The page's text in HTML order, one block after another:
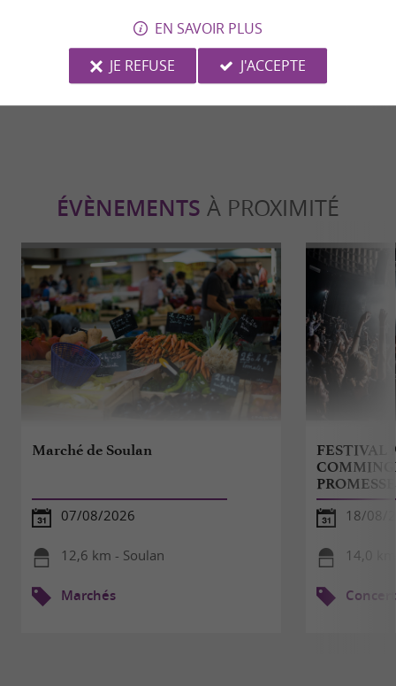
Les incontournables de Saint-Lizier,
capitale historique du Couserans
183 m - Saint-Lizier
de Saint-
ÉVÈNEMENTS À PROXIMITÉ
Marché de Soulan
07/08/2026
12,6 km - Soulan
Marchés
FESTIVAL
18/08/
14,0
EN SAVOIR PLUS
JE REFUSE
J'ACCEPTE